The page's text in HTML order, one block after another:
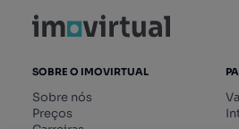
SOBRE O IMOVIRTUAL
Sobre nós
Preços